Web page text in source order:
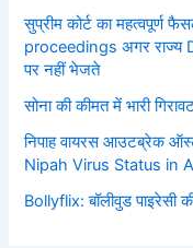
सुप्रीम कोर्ट का
proceedings अगर
पर नहीं भेजते
सोना की कीमत में भारी
निपाह वायरस आउटब्रेक
Nipah Virus Status in
Bollyflix: बॉलीवुड पाइरेसी